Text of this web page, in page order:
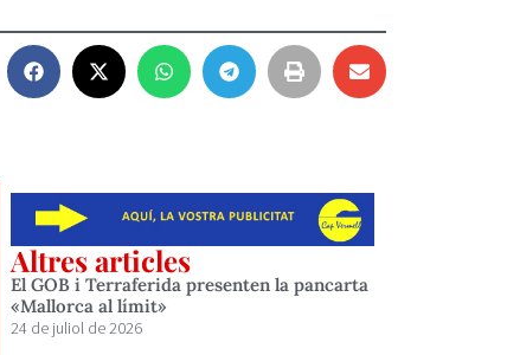
Altres articles
El GOB i Terraferida presenten la pancarta
«Mallorca al límit»
24 de juliol de 2026